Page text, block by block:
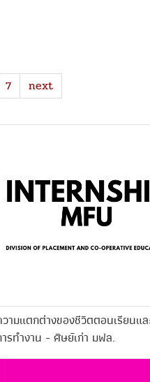
7 next
ามแตกต่างของชีวิตตอนเรียนแ
รทำงาน - ศิษย์เก่า มฟล.